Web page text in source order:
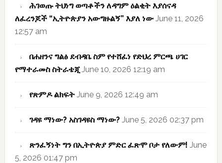
ሕገወጡ ትህነግ ወጣቶችን ለዳግም ዕልቂት እያሰናዳ
ለፈረንጆች “ኢትዮጵያን አውግዙልኝ” እያለ ነው June 11, 2026
12:57 am
በሐዘንና ግልፅ ደብዳቤ ስም የተሸፈነ የድህረ ምርጫ ሀገር
የማተራመስ ስትራቴጂ June 10, 2026 12:19 am
የጽምዶ ልክፍት June 9, 2026 12:49 am
ገዳዩ ማነው? አስገዳዩስ ማነው? June 5, 2026 02:37 pm
ጽንፈኝነት ግን በኢትዮጵያ ምድር ፈጽሞ ቦታ የለውም! June
5, 2026 01:47 pm